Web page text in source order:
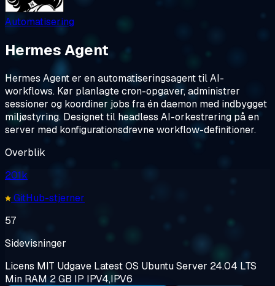
Automatisering
Hermes Agent
Hermes Agent er en automatiseringsagent til AI-
workflows. Kør planlagte cron-opgaver, administrer
sessioner og koordiner jobs fra én daemon med indbygget
miljøstyring. Designet til headless AI-orkestrering på en
server med konfigurationsdrevne workflow-definitioner.
Overblik
201k
GitHub-stjerner
57
Sidevisninger
Licens MIT Udgave LatestOS Ubuntu Server 24.04 LTS
Min RAM2 GB IP IPV4,IPV6